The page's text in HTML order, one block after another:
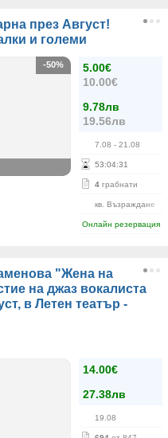
през Август!
и големи
5.00€
10.00€
9.78лв
19.56лв
7.08 - 21.08
53:04:30
4 грабнати
кв. Възраждане
Онлайн резервация
-50%
"Жена на
на джаз вокалиста
в Летен театър -
14.00€
27.38лв
19.08